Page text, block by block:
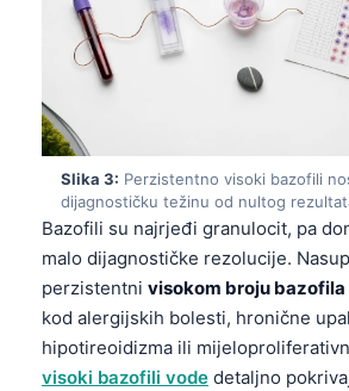
Slika 3: Perzistentno visoki bazofili
dijagnostičku težinu od nultog
Bazofili su najrjeđi granulocit, pa
malo dijagnostičke rezolucije.
perzistentni visokom broju bazofila
kod alergijskih bolesti, hronične
hipotireoidizma ili
visoki bazofili vode detaljno